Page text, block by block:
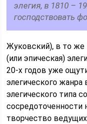
элегия, в 1810 –
господствовать
Жуковский), в то же
(или эпическая)
20-х годов уже
элегического
элегического типа
сосредоточенности
творчество